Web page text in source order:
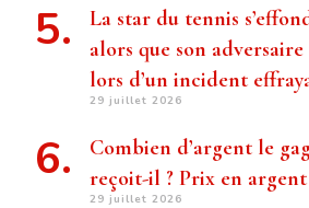
La star du tennis
alors que son
lors d’un incident
29 juillet 2026
Combien d’argent le
reçoit-il ? Prix ​​en
29 juillet 2026